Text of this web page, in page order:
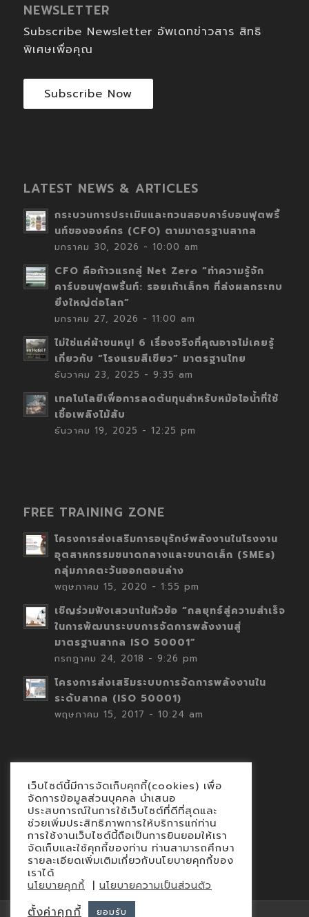
NEWSLETTER
Subscribe Newsletter อัพเดทข่าวสาร สิทธิ
พิเศษเพื่อคุณ
Subscribe Now
LATEST NEWS & ARTICLES
กระบวนการประเมินและทวนสอบคาร์บอนฟุตพริ้
นท์ขององค์กร (CFO) ตามมาตรฐานสากล
มกราคม 30, 2026 - 10:00 am
CFO คือก้าวแรกสู่ Net Zero “ทำความรู้จัก
คาร์บอนฟุตพริ้นท์: รอยเท้าเล็กๆ ที่ส่งผลกระทบ
ยิ่งใหญ่ต่อโลก”
มกราคม 27, 2026 - 11:00 am
ไม่ใช่แค่ผ้าขนหนู! 6 เรื่องจริงที่คุณอาจไม่เคยรู้
เกี่ยวกับ “โรงแรมสีเขียว” มาตรฐานไทย
ธันวาคม 23, 2025 - 9:35 am
เทคโนโลยีเพื่อการลดต้นทุนสำหรับหม้อไอน้ำที่ใช้
เชื้อเพลิงไม้สับ
ธันวาคม 19, 2025 - 12:25 pm
FREE TRAINING ZONE
โครงการส่งเสริมการอนุรักษ์พลังงานในโรงงาน
อุตสาหกรรมขนาดกลางและขนาดเล็ก (SMEs)
กลุ่มภาคตะวันออกตอนล่าง
พฤษภาคม 15, 2020 - 1:55 pm
เชิญร่วมฟังเสวนาในหัวข้อ “กลยุทธ์สู่ความสำเร็จ
ในการพัฒนาระบบการจัดการพลังงานสู่
มาตรฐานสากล ISO 50001”
กรกฎาคม 24, 2018 - 9:26 pm
โครงการส่งเสริมระบบการจัดการพลังงานใน
ระดับสากล (ISO 50001)
พฤษภาคม 15, 2017 - 10:24 am
Contact
นโยบายคุกกี้
นโยบายข้อมูลส่วนบุคคล
เว็บไซต์นี้มีการจัดเก็บคุกกี้(cookies) เพื่อ
จัดการข้อมูลส่วนบุคคล นำเสนอ
ประสบการณ์ในการใช้เว็บไซต์ที่ดีที่สุดและ
ช่วยเพิ่มประสิทธิภาพการให้บริการแก่ท่าน
การใช้งานเว็บไซต์นี้ถือเป็นการยินยอมให้เรา
จัดเก็บและใช้คุกกี้ของท่าน ท่านสามารถศึกษา
รายละเอียดเพิ่มเติมเกี่ยวกับนโยบายคุกกี้ของ
เราได้
นโยบายคุกกี้ | นโยบายความเป็นส่วนตัว
ตั้งค่าคุกกี้ ยอมรับ